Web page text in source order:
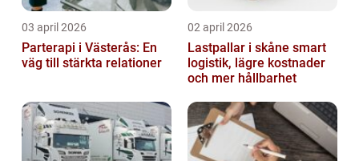
03 april 2026
Parterapi i Västerås: En
väg till stärkta relationer
02 april 2026
Lastpallar i skåne smart
logistik, lägre kostnader
och mer hållbarhet